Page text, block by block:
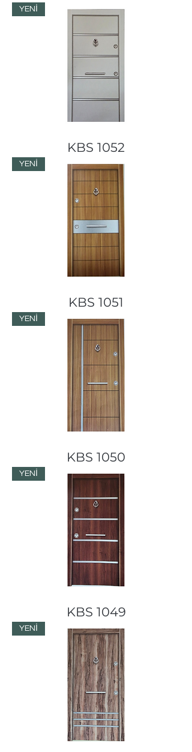
YENİ
KBS 1052
YENİ
KBS 1051
YENİ
KBS 1050
YENİ
KBS 1049
YENİ